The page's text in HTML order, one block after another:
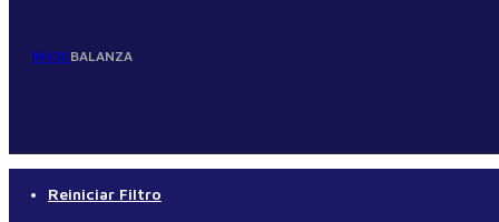
INICIOBALANZA
Reiniciar Filtro